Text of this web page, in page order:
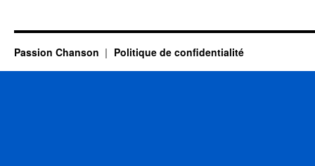
Passion Chanson Politique de confidentialité